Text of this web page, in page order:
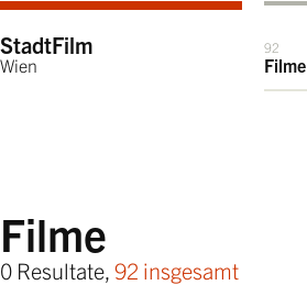
StadtFilm
Wien
92
Filme
Filme
0 Resultate, 92 insgesamt